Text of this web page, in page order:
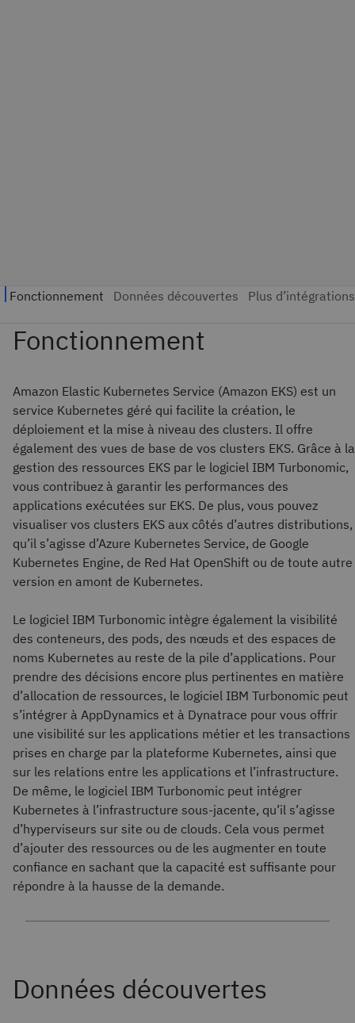
Amazon Elastic Kubernetes Service (Amazon EKS) est un
service Kubernetes géré qui facilite la création, le
déploiement et la mise à niveau des clusters. Il offre
également des vues de base de vos clusters EKS. Grâce à la
gestion des ressources EKS par le logiciel IBM Turbonomic,
vous contribuez à garantir les performances des
applications exécutées sur EKS. De plus, vous pouvez
visualiser vos clusters EKS aux côtés d’autres distributions,
qu’il s’agisse d’Azure Kubernetes Service, de Google
Kubernetes Engine, de Red Hat OpenShift ou de toute autre
version en amont de Kubernetes.
Le logiciel IBM Turbonomic intègre également la visibilité
des conteneurs, des pods, des nœuds et des espaces de
noms Kubernetes au reste de la pile d’applications. Pour
prendre des décisions encore plus pertinentes en matière
d’allocation de ressources, le logiciel IBM Turbonomic peut
s’intégrer à AppDynamics et à Dynatrace pour vous offrir
une visibilité sur les applications métier et les transactions
prises en charge par la plateforme Kubernetes, ainsi que
sur les relations entre les applications et l’infrastructure.
De même, le logiciel IBM Turbonomic peut intégrer
Kubernetes à l’infrastructure sous-jacente, qu’il s’agisse
d’hyperviseurs sur site ou de clouds. Cela vous permet
d’ajouter des ressources ou de les augmenter en toute
confiance en sachant que la capacité est suffisante pour
répondre à la hausse de la demande.